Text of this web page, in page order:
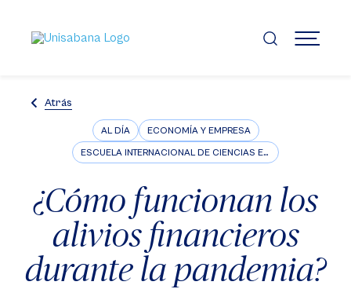
contenido
principal
MENÚ
Atrás
AL DÍA ECONOMÍA Y EMPRESA
ESCUELA INTERNACIONAL DE CIENCIAS ECONÓMICAS Y ADMINISTRATIVAS
¿Cómo funcionan los
alivios financieros
durante la pandemia?